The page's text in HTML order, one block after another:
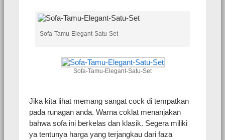
Sofa-Tamu-Elegant-Satu-Set
Sofa-Tamu-Elegant-Satu-Set
Jika kita lihat memang sangat cock di tempatkan
pada runagan anda. Warna coklat menanjakan
bahwa sofa ini berkelas dan klasik. Segera miliki
ya tentunya harga yang terjangkau dari faza